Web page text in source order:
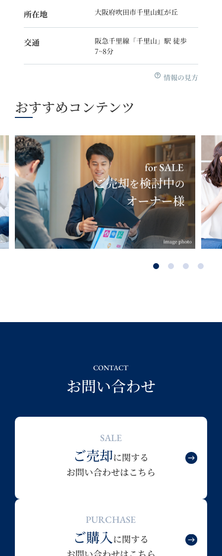
所在地 大阪府吹田市千里山虹が丘
交通
阪急千里線「千里山」駅 徒歩
7~8分
情報の見方
おすすめコンテンツ
CONTACT
お問い合わせ
SALE
ご売却に関する
お問い合わせはこちら
PURCHASE
ご購入に関する